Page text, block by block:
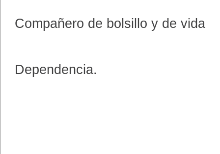
Compañero de bolsillo y de vida
Dependencia.